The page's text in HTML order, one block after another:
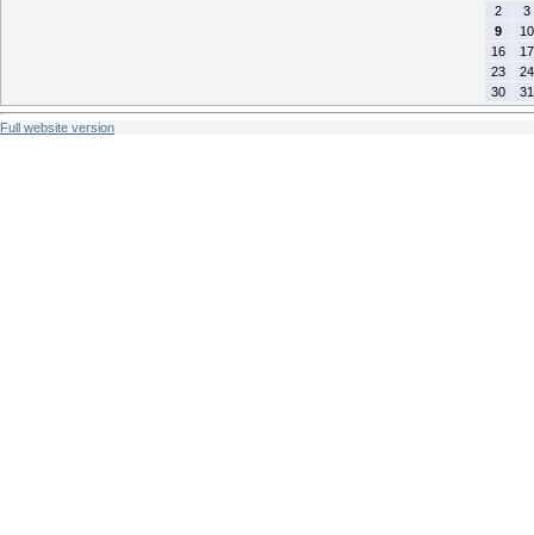
2
3
9
10
16
17
23
24
30
31
Full website version